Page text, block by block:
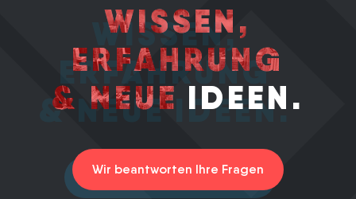
WISSEN,
ERFAHRUNG
& NEUE IDEEN.
Wir beantworten Ihre Fragen